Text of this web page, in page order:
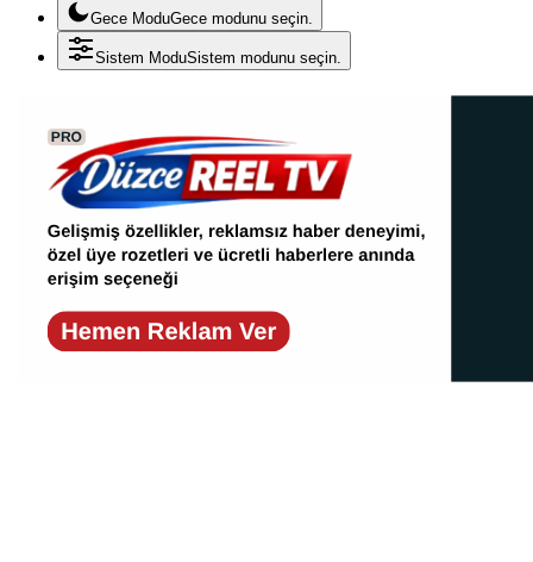
Gece ModuGece modunu seçin.
Sistem ModuSistem modunu seçin.